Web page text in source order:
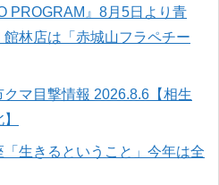
PROGRAM』8月5日より青
林店は「赤城山フラペチー
クマ目撃情報 2026.8.6【相生
生きるということ」今年は全